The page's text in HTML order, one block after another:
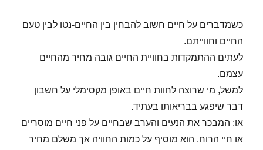
כשמדברים על חיים חשוב להבחין בין החיים-נטו לבין טעם
החיים וחווייתם.
לעתים ההתמקדות בחוויית החיים גובה מחיר מהחיים
עצמם.
למשל, מי שרוצה לחוות חיים באופן מקסימלי על חשבון
דבר שיפגע בבריאותו בעתיד.
או: המבכר את הנעים והערב שבחיים על פני חיים מוסריים
או חיי הרוח. הוא מוסיף על כמות החוויה אך משלם מחיר